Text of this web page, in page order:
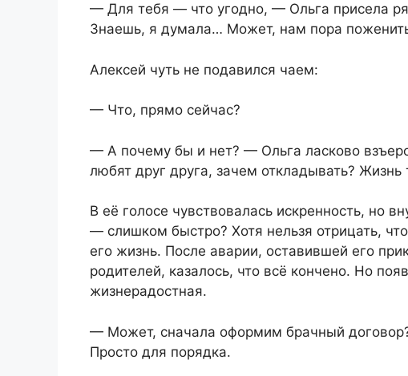
— Для тебя — что угодно, — Ольга присела
Знаешь, я думала… Может, нам пора
Алексей чуть не подавился чаем:
— Что, прямо сейчас?
— А почему бы и нет? — Ольга ласково
любят друг друга, зачем откладывать? Жизнь
В её голосе чувствовалась искренность, но
— слишком быстро? Хотя нельзя отрицать,
его жизнь. После аварии, оставившей его
родителей, казалось, что всё кончено. Но
жизнерадостная.
— Может, сначала оформим брачный
Просто для порядка.